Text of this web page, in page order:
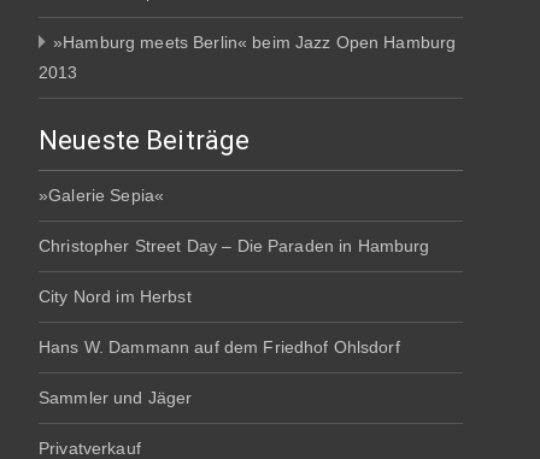
»Hamburg meets Berlin« beim Jazz Open Hamburg
2013
Neueste Beiträge
»Galerie Sepia«
Christopher Street Day – Die Paraden in Hamburg
City Nord im Herbst
Hans W. Dammann auf dem Friedhof Ohlsdorf
Sammler und Jäger
Privatverkauf